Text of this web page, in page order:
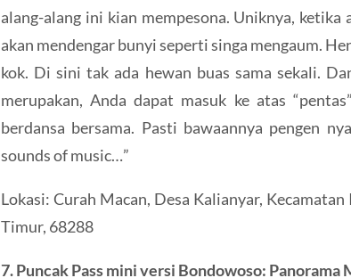
alang-alang ini kian mempesona. Uniknya,
akan mendengar bunyi seperti singa mengaum.
kok. Di sini tak ada hewan buas sama sekali.
merupakan, Anda dapat masuk ke atas
berdansa bersama. Pasti bawaannya pengen
sounds of music…”
Lokasi: Curah Macan, Desa Kalianyar,
Timur, 68288
7. Puncak Pass mini versi Bondowoso: